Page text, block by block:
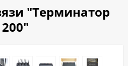
"Терминатор
200"